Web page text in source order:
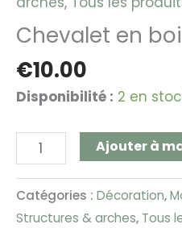
Chevalet en
€10.00
Disponibilité : 2 en
Ajouter à
Catégories : Décoration,
Structures & arches, Tous